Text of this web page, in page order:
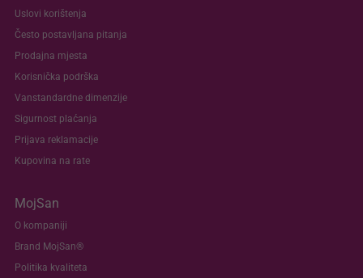
Uslovi korištenja
Često postavljana pitanja
Prodajna mjesta
Korisnička podrška
Vanstandardne dimenzije
Sigurnost plaćanja
Prijava reklamacije
Kupovina na rate
MojSan
O kompaniji
Brand MojSan®
Politika kvaliteta